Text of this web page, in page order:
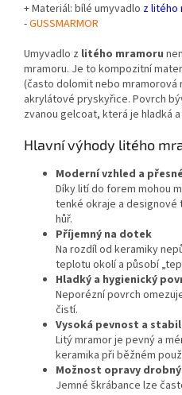
+ Materiál: bílé umyvadlo z litého
-GUSSMARMOR
Umyvadlo z litého mramoru
mramoru. Je to kompozitní
(často dolomit nebo mramorová
akrylátové pryskyřice. Povrch
zvanou gelcoat, která je hladká
Hlavní výhody litého
Moderní vzhled a
Díky lití do forem mohou
tenké okraje a designové
hůř.
Příjemný na dotek
Na rozdíl od keramiky
teplotu okolí a působí
Hladký a hygienický
Neporézní povrch
čistí.
Vysoká pevnost a
Litý mramor je pevný a
keramika při běžném
Možnost opravy
Jemné škrábance lze